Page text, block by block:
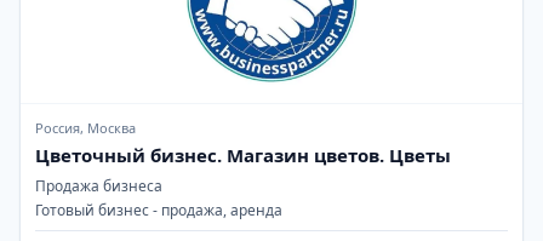
Россия, Москва
Цветочный бизнес. Магазин цветов. Цветы
Продажа бизнеса
Готовый бизнес - продажа, аренда